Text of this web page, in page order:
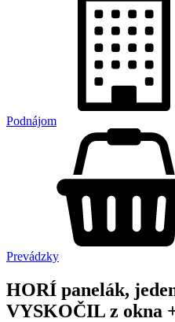
Podnájom
Prevádzky
HORÍ panelák,
VYSKOČIL z okna